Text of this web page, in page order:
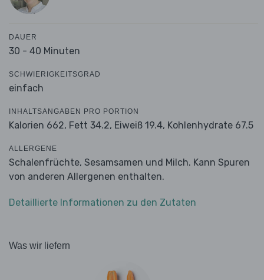
DAUER
30 - 40 Minuten
SCHWIERIGKEITSGRAD
einfach
INHALTSANGABEN PRO PORTION
Kalorien 662, Fett 34.2, Eiweiß 19.4, Kohlenhydrate 67.5
ALLERGENE
Schalenfrüchte, Sesamsamen und Milch. Kann Spuren
von anderen Allergenen enthalten.
Detaillierte Informationen zu den Zutaten
Was wir liefern